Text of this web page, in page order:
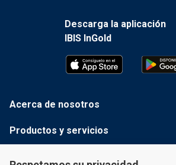
Descarga la aplicación
IBIS InGold
Acerca de nosotros
Productos y servicios